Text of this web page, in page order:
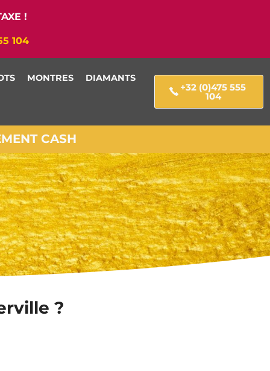
!
104
MONTRES DIAMANTS
+32 (0)475 555
104
CASH
?